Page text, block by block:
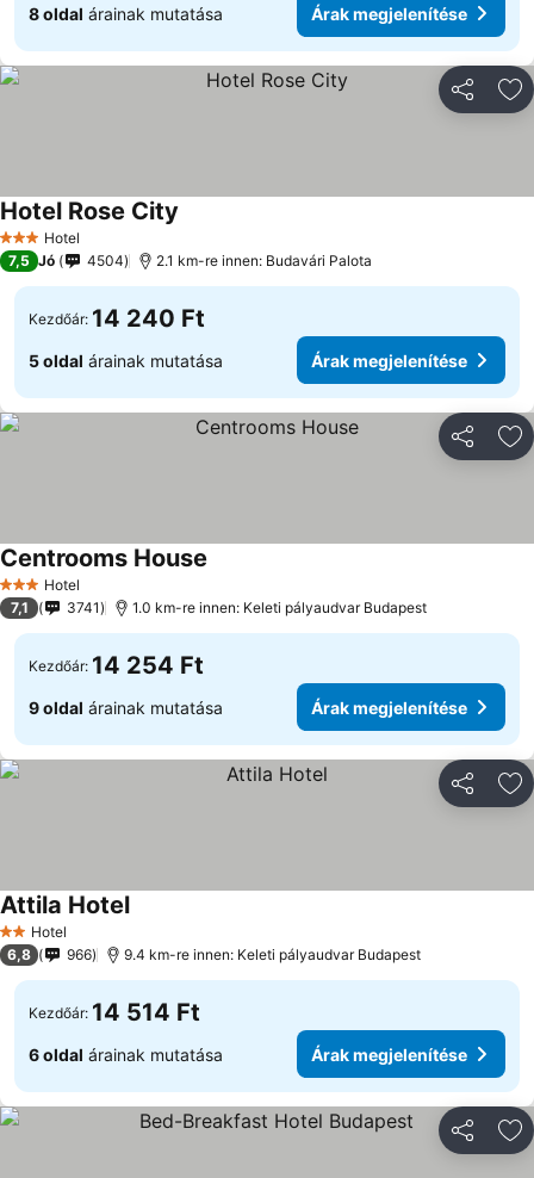
8 oldal árainak mutatása Árak megjelenítése
3 Kategória
Hotel
Hotel Rose City
7,5 Jó 4504 2.1 km-re innen: Budavári Palota
Kezdőár: 14 240 Ft
5 oldal árainak mutatása Árak megjelenítése
3 Kategória
Hotel
Centrooms House
7,1 3741 1.0 km-re innen: Keleti pályaudvar Budapest
Kezdőár: 14 254 Ft
9 oldal árainak mutatása Árak megjelenítése
2 Kategória
Hotel
Attila HotelÁrak megjelenítése
6,8 966 9.4 km-re innen: Keleti pályaudvar Budapest
Kezdőár: 14 514 Ft
6 oldal árainak mutatása Árak megjelenítése